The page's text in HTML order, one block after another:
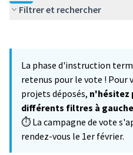
Filtrer et rechercher
−
La phase d'instruction
retenus pour le vote ! Pour
projets déposés, n'hésitez
différents filtres à
⏱️ La campagne de vote
rendez-vous le 1er février.